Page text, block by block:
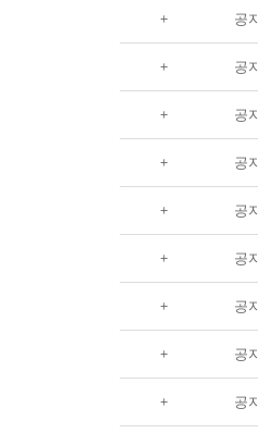
+ 공
+ 공
+ 공
+ 공
+ 공
+ 공
+ 공
+ 공
+ 공